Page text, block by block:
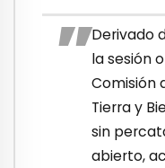
Derivado
la sesión
Comisión
Tierra y
sin
abierto,